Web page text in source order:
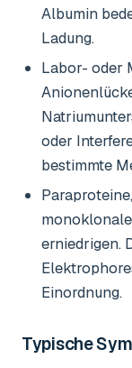
Albumin
Ladung.
Labor- oder
oder
bestimmte
erniedrigen.
Einordnung.
Typische